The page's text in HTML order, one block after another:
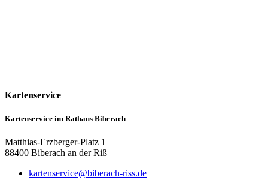
Kartenservice
Kartenservice im Rathaus Biberach
Matthias-Erzberger-Platz 1
88400 Biberach an der Riß
kartenservice@biberach-riss.de